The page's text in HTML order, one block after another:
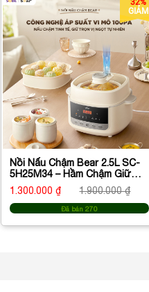
GIẢM
Nồi Nấu Chậm Bear 2.5L SC-
5H25M34 – Hầm Chậm Giữ
Trọn Dinh Dưỡng Cho Cả Gia
Đình
1.300.000 ₫ 1.900.000 ₫
Đã bán 270